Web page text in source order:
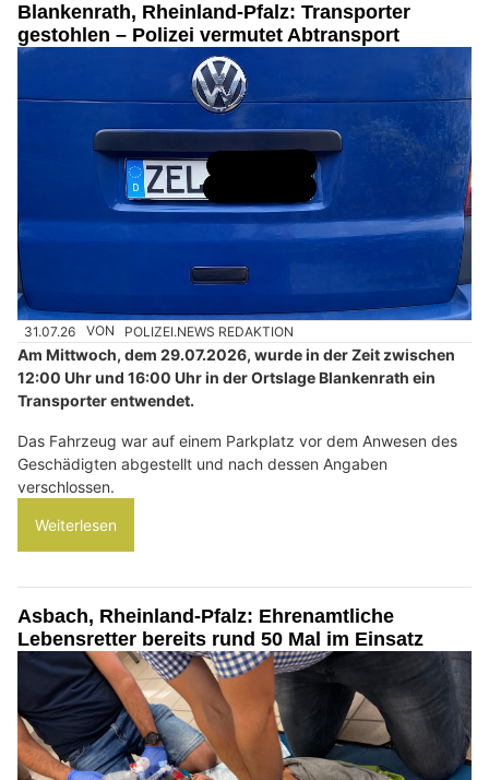
Blankenrath, Rheinland-Pfalz: Transporter
gestohlen – Polizei vermutet Abtransport
31.07.26 VON POLIZEI.NEWS REDAKTION
Am Mittwoch, dem 29.07.2026, wurde in der Zeit zwischen
12:00 Uhr und 16:00 Uhr in der Ortslage Blankenrath ein
Transporter entwendet.
Das Fahrzeug war auf einem Parkplatz vor dem Anwesen des
Geschädigten abgestellt und nach dessen Angaben
verschlossen.
Weiterlesen
Asbach, Rheinland-Pfalz: Ehrenamtliche
Lebensretter bereits rund 50 Mal im Einsatz